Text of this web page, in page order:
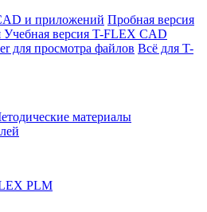
и приложений Пробная версия
Учебная версия T-FLEX CAD
для просмотра файлов Всё для T-
материалы
PLM